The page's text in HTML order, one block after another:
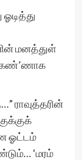
மனத்துள்
ராவுத்தரின்
ஓட்டம்
‘மரம்